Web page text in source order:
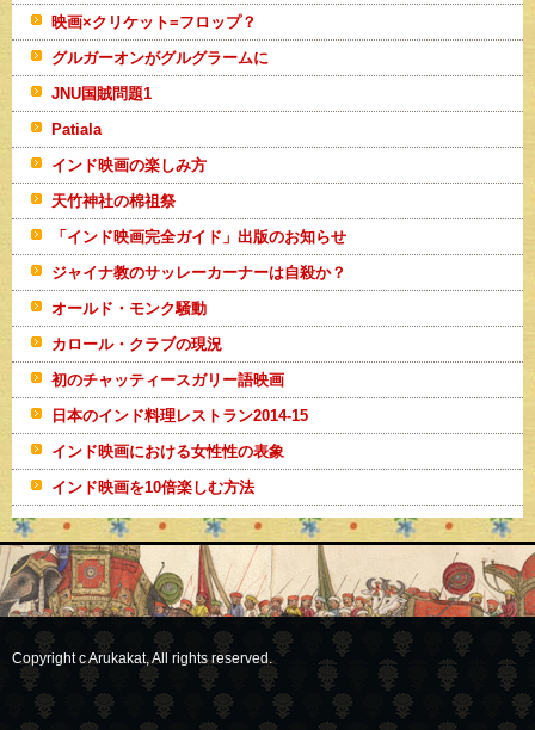
映画×クリケット=フロップ？
グルガーオンがグルグラームに
JNU国賊問題1
Patiala
インド映画の楽しみ方
天竹神社の棉祖祭
「インド映画完全ガイド」出版のお知らせ
ジャイナ教のサッレーカーナーは自殺か？
オールド・モンク騒動
カロール・クラブの現況
初のチャッティースガリー語映画
日本のインド料理レストラン2014-15
インド映画における女性性の表象
インド映画を10倍楽しむ方法
Copyright c Arukakat, All rights reserved.